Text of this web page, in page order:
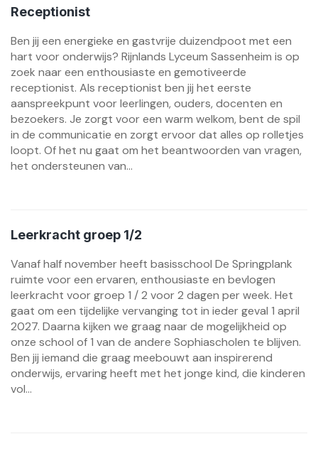
Receptionist
Ben jij een energieke en gastvrije duizendpoot met een
hart voor onderwijs? Rijnlands Lyceum Sassenheim is op
zoek naar een enthousiaste en gemotiveerde
receptionist. Als receptionist ben jij het eerste
aanspreekpunt voor leerlingen, ouders, docenten en
bezoekers. Je zorgt voor een warm welkom, bent de spil
in de communicatie en zorgt ervoor dat alles op rolletjes
loopt. Of het nu gaat om het beantwoorden van vragen,
het ondersteunen van...
Leerkracht groep 1/2
Vanaf half november heeft basisschool De Springplank
ruimte voor een ervaren, enthousiaste en bevlogen
leerkracht voor groep 1 / 2 voor 2 dagen per week. Het
gaat om een tijdelijke vervanging tot in ieder geval 1 april
2027. Daarna kijken we graag naar de mogelijkheid op
onze school of 1 van de andere Sophiascholen te blijven.
Ben jij iemand die graag meebouwt aan inspirerend
onderwijs, ervaring heeft met het jonge kind, die kinderen
vol...